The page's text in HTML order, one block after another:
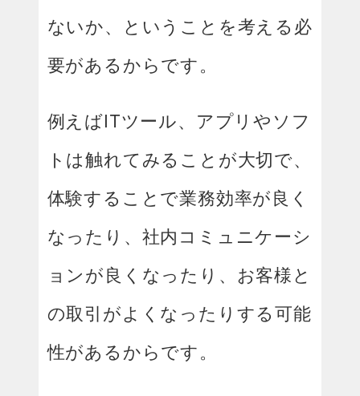
ないか、ということを考える必
要があるからです。
例えばITツール、アプリやソフ
トは触れてみることが大切で、
体験することで業務効率が良く
なったり、社内コミュニケーシ
ョンが良くなったり、お客様と
の取引がよくなったりする可能
性があるからです。